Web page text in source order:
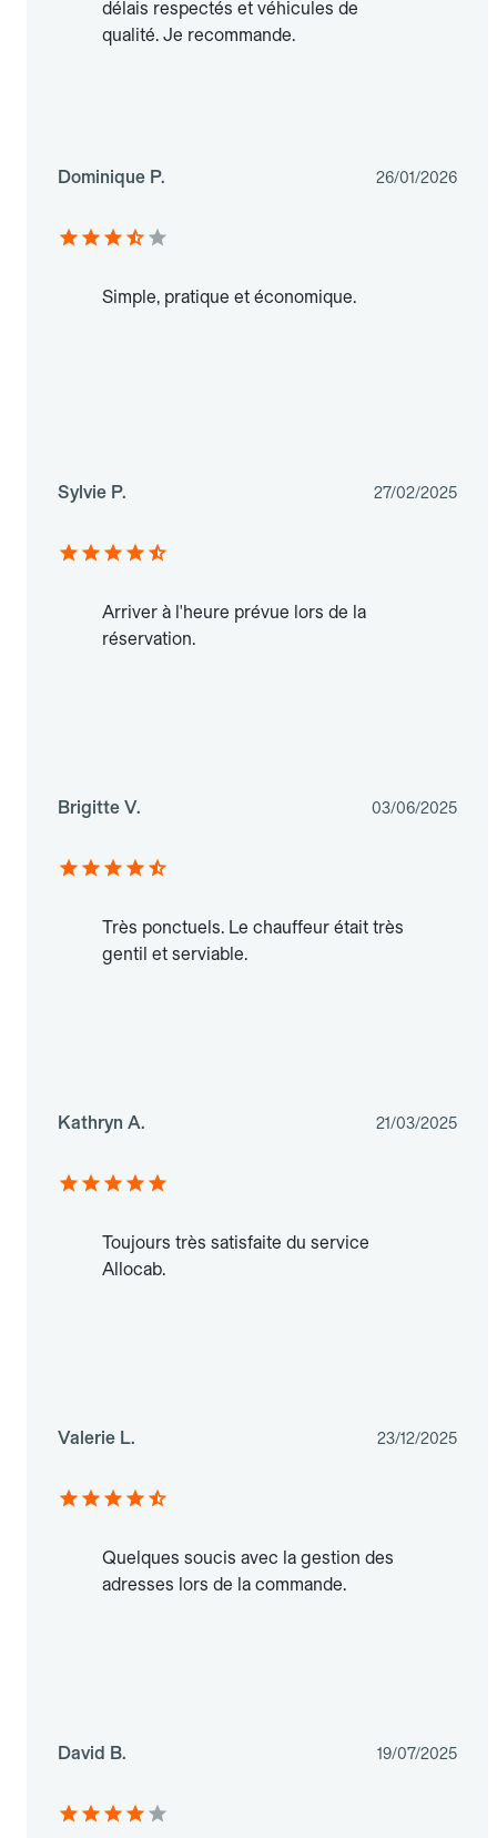
délais respectés et véhicules de
qualité. Je recommande.
Dominique P. 26/01/2026
Simple, pratique et économique.
Sylvie P. 27/02/2025
Arriver à l'heure prévue lors de la
réservation.
Brigitte V. 03/06/2025
Très ponctuels. Le chauffeur était très
gentil et serviable.
Kathryn A. 21/03/2025
Toujours très satisfaite du service
Allocab.
Valerie L. 23/12/2025
Quelques soucis avec la gestion des
adresses lors de la commande.
David B. 19/07/2025